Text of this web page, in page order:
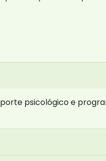
psicológico e